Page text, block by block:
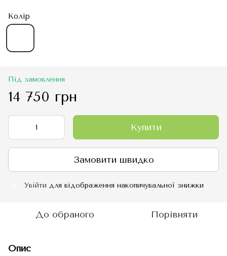
Колір
Під замовлення
14 750 грн
Купити
Замовити швидко
Увійти для відображення накопичувальної знижки
До обраного Порівняти
Опис